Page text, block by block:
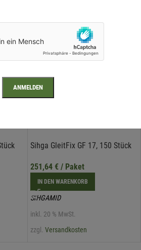
Sihga GleitFix GF 17, 150 Stück
251,64 € / Paket
IN DEN WARENKORB
SIHGAMID
inkl. 20 % MwSt.
zzgl. Versandkosten